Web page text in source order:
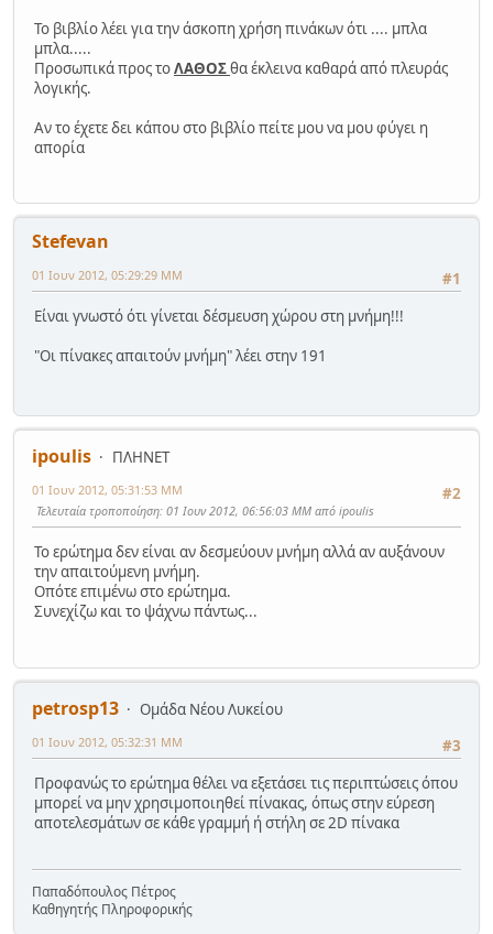
Το βιβλίο λέει για την άσκοπη χρήση πινάκων ότι .... μπλα
μπλα.....
Προσωπικά προς τοΛΑΘΟΣθα έκλεινα καθαρά από πλευράς
λογικής.
Αν το έχετε δει κάπου στο βιβλίο πείτε μου να μου φύγει η
απορία
Stefevan
#1
01 Ιουν 2012, 05:29:29 ΜΜ
Είναι γνωστό ότι γίνεται δέσμευση χώρου στη μνήμη!!!
"Οι πίνακες απαιτούν μνήμη" λέει στην 191
ipoulis
ΠΛΗΝΕΤ
#2
01 Ιουν 2012, 05:31:53 ΜΜ
Τελευταία τροποποίηση: 01 Ιουν 2012, 06:56:03 ΜΜ από ipoulis
Το ερώτημα δεν είναι αν δεσμεύουν μνήμη αλλά αν αυξάνουν
την απαιτούμενη μνήμη.
Οπότε επιμένω στο ερώτημα.
Συνεχίζω και το ψάχνω πάντως...
petrosp13
Ομάδα Νέου Λυκείου
#3
01 Ιουν 2012, 05:32:31 ΜΜ
Προφανώς το ερώτημα θέλει να εξετάσει τις περιπτώσεις όπου
μπορεί να μην χρησιμοποιηθεί πίνακας, όπως στην εύρεση
αποτελεσμάτων σε κάθε γραμμή ή στήλη σε 2D πίνακα
Παπαδόπουλος Πέτρος
Καθηγητής Πληροφορικής